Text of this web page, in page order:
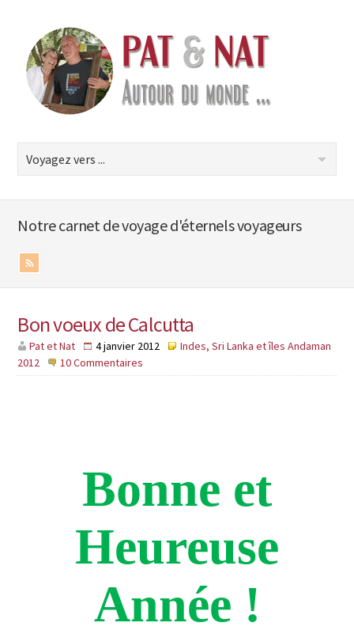
Notre carnet de voyage d'éternels voyageurs
Bon voeux de Calcutta
Pat et Nat 4 janvier 2012
Indes, Sri Lanka et îles Andaman
2012
10 Commentaires
Bonne et
Heureuse
Année !